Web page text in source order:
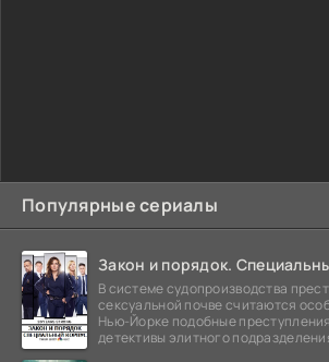
Популярные сериалы
В системе судопроизводства
сексуальной почве считаются
Нью-Йорке подобные
детективы элитного